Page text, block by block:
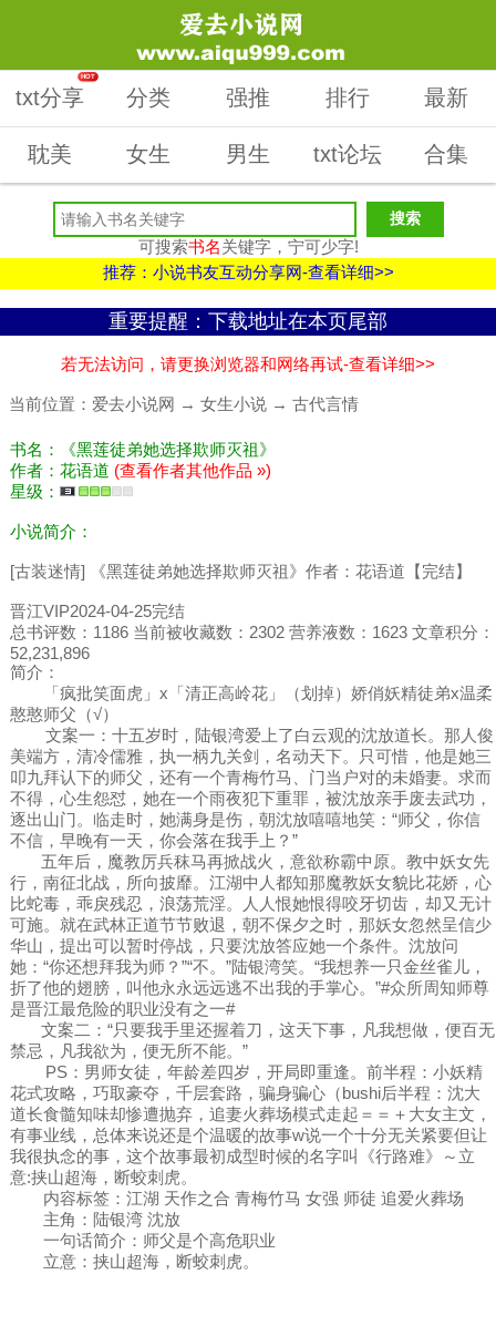
txt分享
HOT
分类 强推 排行 最新
耽美 女生 男生 txt论坛 合集
可搜索书名关键字，宁可少字!
推荐：小说书友互动分享网-查看详细>>
重要提醒：下载地址在本页尾部
若无法访问，请更换浏览器和网络再试-查看详细>>
当前位置： 爱去小说网 → 女生小说 → 古代言情
书名：《黑莲徒弟她选择欺师灭祖》
作者：花语道 (查看作者其他作品 »)
星级：
小说简介：
[古装迷情] 《黑莲徒弟她选择欺师灭祖》作者：花语道【完结】
晋江VIP2024-04-25完结
总书评数：1186 当前被收藏数：2302 营养液数：1623 文章积分：
52,231,896
简介：
「疯批笑面虎」x「清正高岭花」（划掉）娇俏妖精徒弟x温柔
憨憨师父（√）
文案一：十五岁时，陆银湾爱上了白云观的沈放道长。那人俊
美端方，清冷儒雅，执一柄九关剑，名动天下。只可惜，他是她三
叩九拜认下的师父，还有一个青梅竹马、门当户对的未婚妻。求而
不得，心生怨怼，她在一个雨夜犯下重罪，被沈放亲手废去武功，
逐出山门。临走时，她满身是伤，朝沈放嘻嘻地笑：“师父，你信
不信，早晚有一天，你会落在我手上？”
五年后，魔教厉兵秣马再掀战火，意欲称霸中原。教中妖女先
行，南征北战，所向披靡。江湖中人都知那魔教妖女貌比花娇，心
比蛇毒，乖戾残忍，浪荡荒淫。人人恨她恨得咬牙切齿，却又无计
可施。就在武林正道节节败退，朝不保夕之时，那妖女忽然呈信少
华山，提出可以暂时停战，只要沈放答应她一个条件。沈放问
她：“你还想拜我为师？”“不。”陆银湾笑。“我想养一只金丝雀儿，
折了他的翅膀，叫他永永远远逃不出我的手掌心。”#众所周知师尊
是晋江最危险的职业没有之一#
文案二：“只要我手里还握着刀，这天下事，凡我想做，便百无
禁忌，凡我欲为，便无所不能。”
PS：男师女徒，年龄差四岁，开局即重逢。前半程：小妖精
花式攻略，巧取豪夺，千层套路，骗身骗心（bushi后半程：沈大
道长食髓知味却惨遭抛弃，追妻火葬场模式走起＝＝＋大女主文，
有事业线，总体来说还是个温暖的故事w说一个十分无关紧要但让
我很执念的事，这个故事最初成型时候的名字叫《行路难》～立
意:挟山超海，断蛟刺虎。
内容标签：江湖 天作之合 青梅竹马 女强 师徒 追爱火葬场
主角：陆银湾 沈放
一句话简介：师父是个高危职业
立意：挟山超海，断蛟刺虎。